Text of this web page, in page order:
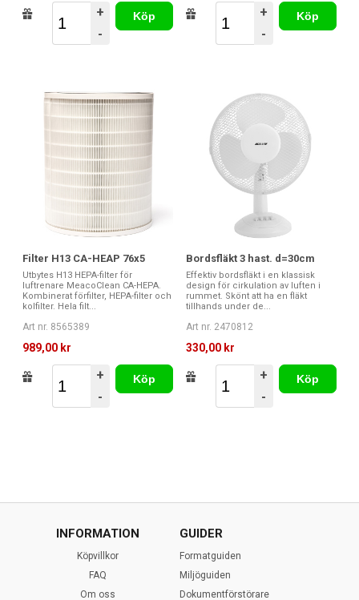
+
-
Köp
+
-
Köp
Filter H13 CA-HEAP 76x5
Utbytes H13 HEPA-filter för
luftrenare MeacoClean CA-HEPA.
Kombinerat förfilter, HEPA-filter och
kolfilter. Hela filt...
Art nr. 8565389
989,00 kr
+
-
Köp
Bordsfläkt 3 hast. d=30cm
Effektiv bordsfläkt i en klassisk
design för cirkulation av luften i
rummet. Skönt att ha en fläkt
tillhands under de...
Art nr. 2470812
330,00 kr
+
-
Köp
INFORMATION
Köpvillkor
FAQ
Om oss
GUIDER
Formatguiden
Miljöguiden
Dokumentförstörare